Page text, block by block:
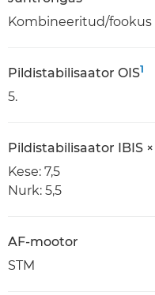
Kombineeritud/fookus
Pildistabilisaator OIS1
5.
Pildistabilisaator IBIS ×
Kese: 7,5
Nurk: 5,5
AF-mootor
STM